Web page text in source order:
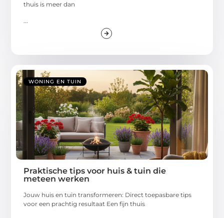
thuis is meer dan
WONING EN TUIN
Praktische tips voor huis & tuin die
meteen werken
Jouw huis en tuin transformeren: Direct toepasbare tips
voor een prachtig resultaat Een fijn thuis